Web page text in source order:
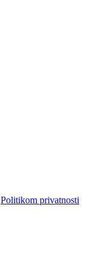
Politikom privatnosti